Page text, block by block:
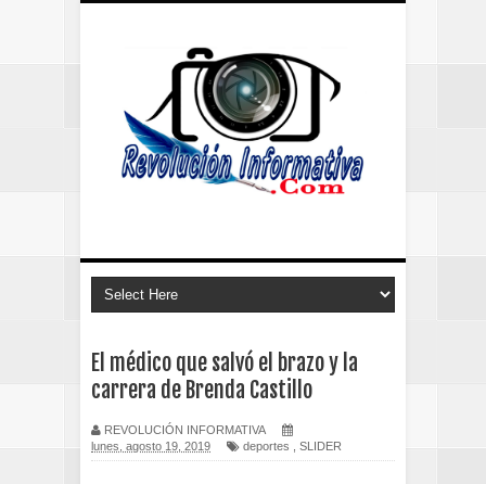
El médico que salvó el brazo y la
carrera de Brenda Castillo
REVOLUCIÓN INFORMATIVA
lunes, agosto 19, 2019
deportes SLIDER